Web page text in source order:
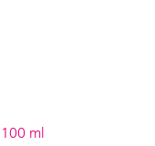
ml